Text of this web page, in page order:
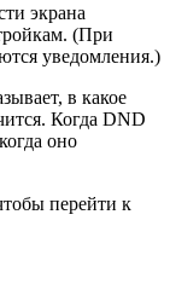
экрана
(При
уведомления.)
в какое
Когда DND
оно
перейти к